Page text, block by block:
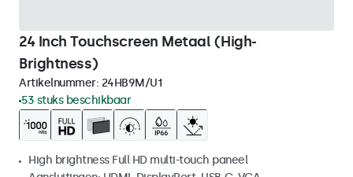
24 Inch Touchscreen Metaal (High-
Brightness)
Artikelnummer: 24HB9M/U1
53 stuks beschikbaar
High brightness Full HD multi-touch paneel